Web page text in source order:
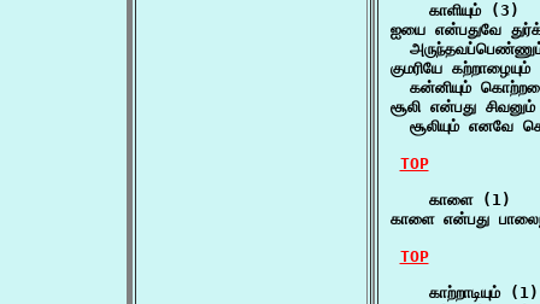
    காளியும் (3)
ஐயை என்பதுவே
குமரியே கற்றாழையும்
கன்னியும்
சூலி என்பது சிவனும்
சூலியும் எனவே
TOP
    காளை (1)
காளை என்பது
TOP
    காற்றாடியும் (1)